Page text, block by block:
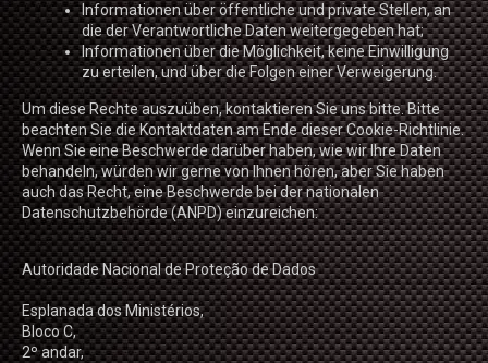
Informationen über öffentliche und private Stellen, an
die der Verantwortliche Daten weitergegeben hat;
Informationen über die Möglichkeit, keine Einwilligung
zu erteilen, und über die Folgen einer Verweigerung.
Um diese Rechte auszuüben, kontaktieren Sie uns bitte. Bitte
beachten Sie die Kontaktdaten am Ende dieser Cookie-Richtlinie.
Wenn Sie eine Beschwerde darüber haben, wie wir Ihre Daten
behandeln, würden wir gerne von Ihnen hören, aber Sie haben
auch das Recht, eine Beschwerde bei der nationalen
Datenschutzbehörde (ANPD) einzureichen:
Autoridade Nacional de Proteção de Dados
Esplanada dos Ministérios,
Bloco C,
2º andar,